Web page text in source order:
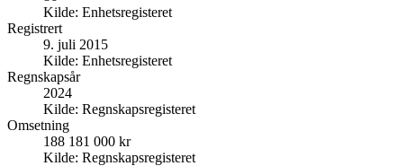
Kilde: Enhetsregisteret
Registrert
9. juli 2015
Kilde: Enhetsregisteret
Regnskapsår
2024
Kilde: Regnskapsregisteret
Omsetning
188 181 000 kr
Kilde: Regnskapsregisteret